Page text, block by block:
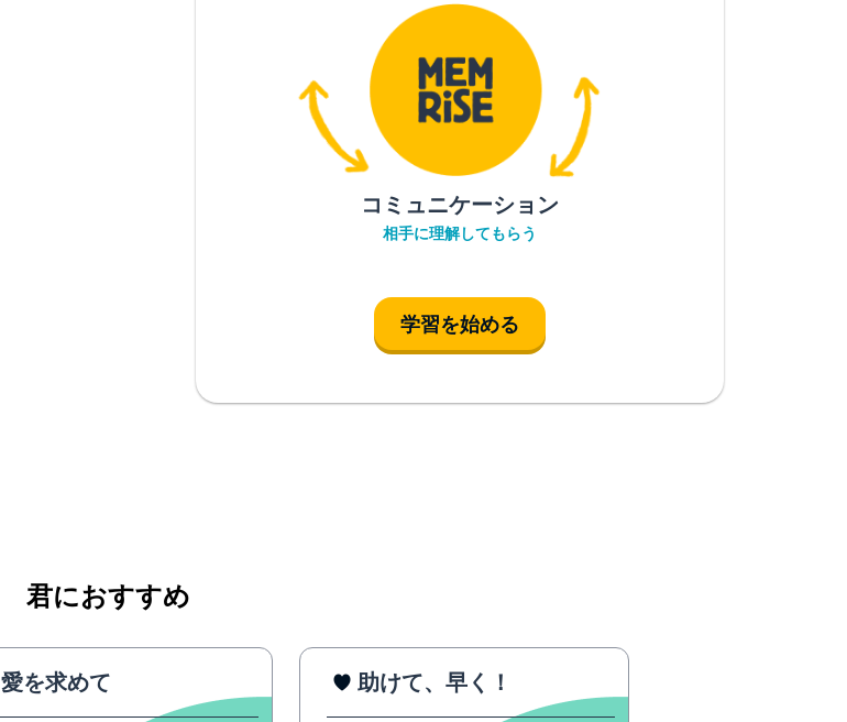
コミュニケーション
相手に理解してもらう
学習を始める
君におすすめ
愛を求めて 助けて、早く！